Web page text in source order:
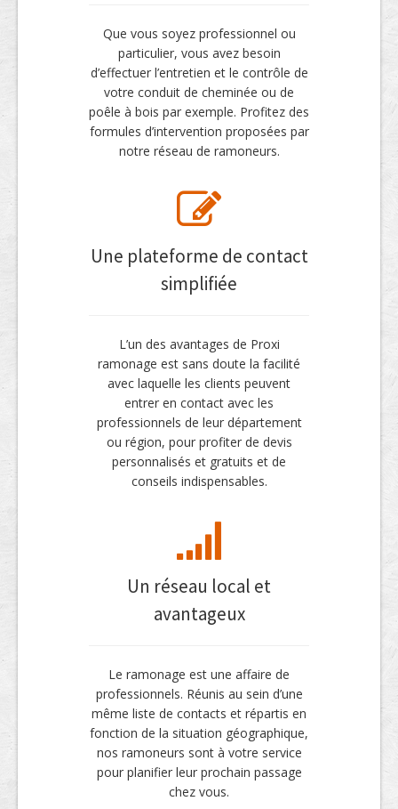
Que vous soyez professionnel ou
particulier, vous avez besoin
d’effectuer l’entretien et le contrôle de
votre conduit de cheminée ou de
poêle à bois par exemple. Profitez des
formules d’intervention proposées par
notre réseau de ramoneurs.
Une plateforme de contact
simplifiée
L’un des avantages de Proxi
ramonage est sans doute la facilité
avec laquelle les clients peuvent
entrer en contact avec les
professionnels de leur département
ou région, pour profiter de devis
personnalisés et gratuits et de
conseils indispensables.
Un réseau local et
avantageux
Le ramonage est une affaire de
professionnels. Réunis au sein d’une
même liste de contacts et répartis en
fonction de la situation géographique,
nos ramoneurs sont à votre service
pour planifier leur prochain passage
chez vous.